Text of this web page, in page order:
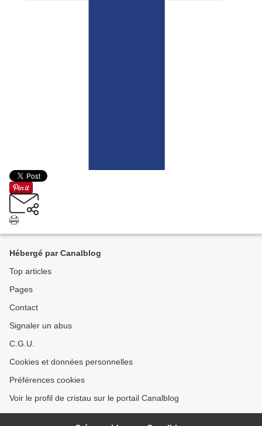
Hébergé par Canalblog
Top articles
Pages
Contact
Signaler un abus
C.G.U.
Cookies et données personnelles
Préférences cookies
Voir le profil de cristau sur le portail Canalblog